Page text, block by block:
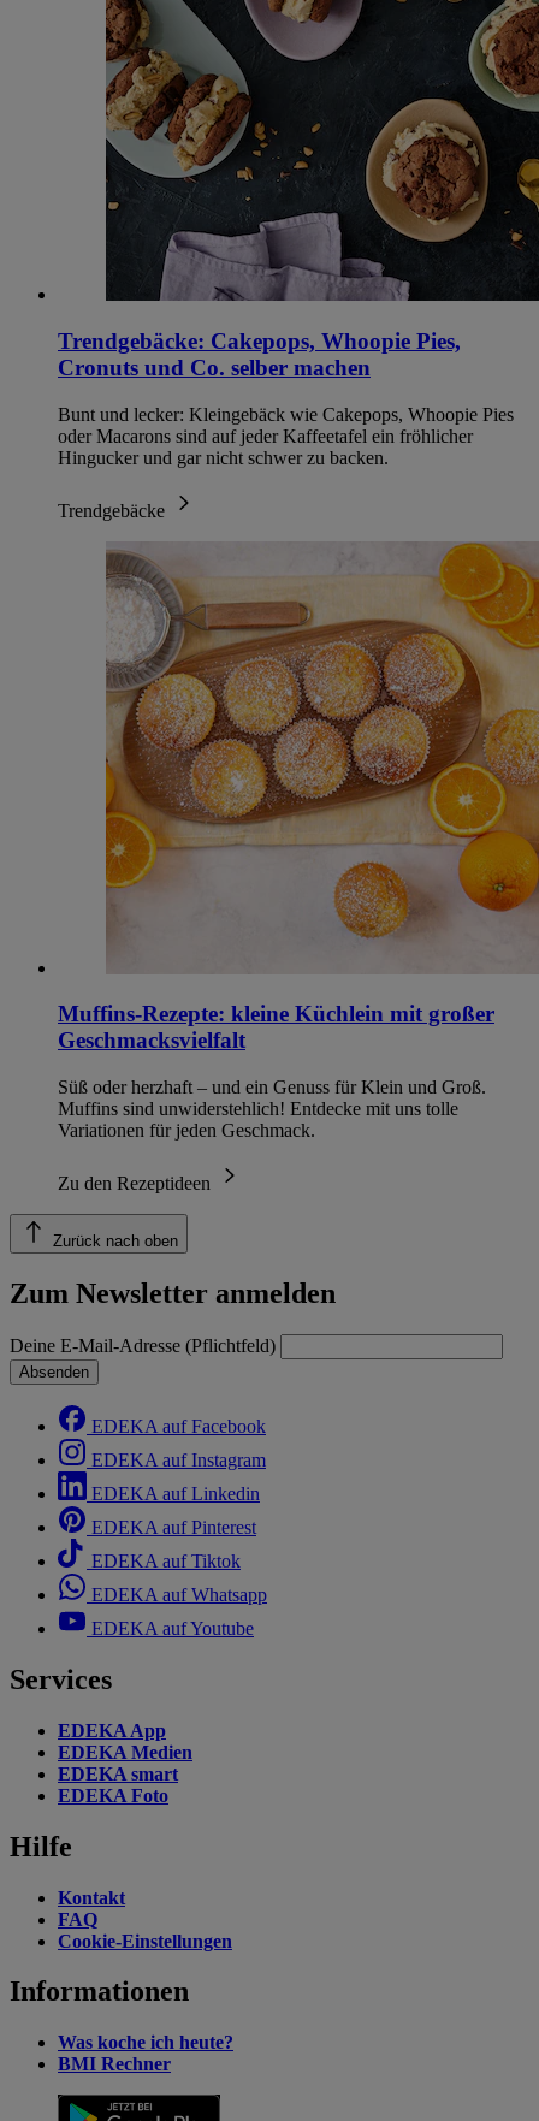
Trendgebäcke: Cakepops, Whoopie Pies,
Cronuts und Co. selber machen
Bunt und lecker: Kleingebäck wie Cakepops, Whoopie Pies
oder Macarons sind auf jeder Kaffeetafel ein fröhlicher
Hingucker und gar nicht schwer zu backen.
Trendgebäcke
Muffins-Rezepte: kleine Küchlein mit großer
Geschmacksvielfalt
Süß oder herzhaft – und ein Genuss für Klein und Groß.
Muffins sind unwiderstehlich! Entdecke mit uns tolle
Variationen für jeden Geschmack.
Zu den Rezeptideen
Zurück nach oben
Zum Newsletter anmelden
Deine E-Mail-Adresse (Pflichtfeld)
Absenden
EDEKA auf Facebook
EDEKA auf Instagram
EDEKA auf Linkedin
EDEKA auf Pinterest
EDEKA auf Tiktok
EDEKA auf Whatsapp
EDEKA auf Youtube
Services
EDEKA App
EDEKA Medien
EDEKA smart
EDEKA Foto
Hilfe
Kontakt
FAQ
Cookie-Einstellungen
Informationen
Was koche ich heute?
BMI Rechner